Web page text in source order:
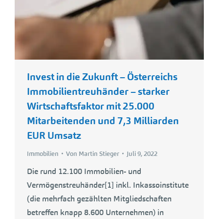
Invest in die Zukunft – Österreichs
Immobilientreuhänder – starker
Wirtschaftsfaktor mit 25.000
Mitarbeitenden und 7,3 Milliarden
EUR Umsatz
Immobilien Von Martin Stieger Juli 9, 2022
Die rund 12.100 Immobilien- und
Vermögenstreuhänder[1] inkl. Inkassoinstitute
(die mehrfach gezählten Mitgliedschaften
betreffen knapp 8.600 Unternehmen) in